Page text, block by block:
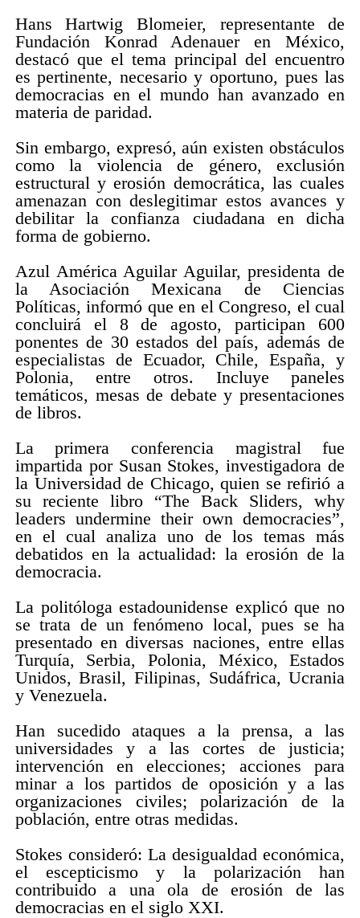
Hans Hartwig Blomeier, representante de
Fundación Konrad Adenauer en México,
destacó que el tema principal del encuentro
es pertinente, necesario y oportuno, pues las
democracias en el mundo han avanzado en
materia de paridad.
Sin embargo, expresó, aún existen obstáculos
como la violencia de género, exclusión
estructural y erosión democrática, las cuales
amenazan con deslegitimar estos avances y
debilitar la confianza ciudadana en dicha
forma de gobierno.
Azul América Aguilar Aguilar, presidenta de
la Asociación Mexicana de Ciencias
Políticas, informó que en el Congreso, el cual
concluirá el 8 de agosto, participan 600
ponentes de 30 estados del país, además de
especialistas de Ecuador, Chile, España, y
Polonia, entre otros. Incluye paneles
temáticos, mesas de debate y presentaciones
de libros.
La primera conferencia magistral fue
impartida por Susan Stokes, investigadora de
la Universidad de Chicago, quien se refirió a
su reciente libro “The Back Sliders, why
leaders undermine their own democracies”,
en el cual analiza uno de los temas más
debatidos en la actualidad: la erosión de la
democracia.
La politóloga estadounidense explicó que no
se trata de un fenómeno local, pues se ha
presentado en diversas naciones, entre ellas
Turquía, Serbia, Polonia, México, Estados
Unidos, Brasil, Filipinas, Sudáfrica, Ucrania
y Venezuela.
Han sucedido ataques a la prensa, a las
universidades y a las cortes de justicia;
intervención en elecciones; acciones para
minar a los partidos de oposición y a las
organizaciones civiles; polarización de la
población, entre otras medidas.
Stokes consideró: La desigualdad económica,
el escepticismo y la polarización han
contribuido a una ola de erosión de las
democracias en el siglo XXI.